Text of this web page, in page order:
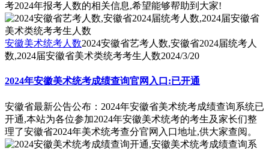
考2024年报考人数的相关信息,希望能够帮助到大家!
安徽美术统考人数2024安徽省艺考人数,安徽省2024届统考人
数,2024届安徽省美术类统考考生人数2024/3/20
2024年安徽美术统考成绩查询官网入口:已开通
安徽省最新公告公布：2024年安徽省美术统考成绩查询系统已
开通,本站为各位参加2024年安徽美术统考的考生及家长们整
理了安徽省2024年美术统考查分官网入口地址,供大家查阅。